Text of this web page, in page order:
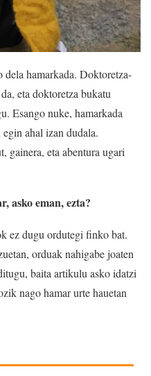
dela hamarkada. Doktoretza-
eta doktoretza bukatu
Esango nuke, hamarkada
ahal izan dudala.
gainera, eta abentura ugari
asko eman, ezta?
ez dugu ordutegi finko bat.
orduak nahigabe joaten
baita artikulu asko idatzi
nago hamar urte hauetan